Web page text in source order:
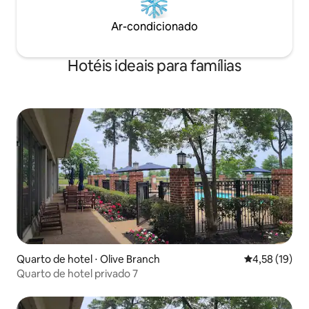
Ar-condicionado
Hotéis ideais para famílias
Quarto de hotel ⋅ Olive Branch 4,58 de uma
4,58 (19)
Quarto de hotel privado 7